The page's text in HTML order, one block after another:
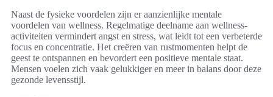
Naast de fysieke voordelen zijn er aanzienlijke mentale
voordelen van wellness. Regelmatige deelname aan wellness-
activiteiten vermindert angst en stress, wat leidt tot een verbeterde
focus en concentratie. Het creëren van rustmomenten helpt de
geest te ontspannen en bevordert een positieve mentale staat.
Mensen voelen zich vaak gelukkiger en meer in balans door deze
gezonde levensstijl.